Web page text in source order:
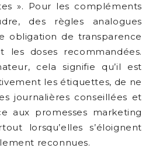
». Pour les compléments
des règles analogues
obligation de transparence
les doses recommandées.
cela signifie qu’il est
les étiquettes, de ne
journalières conseillées et
aux promesses marketing
lorsqu’elles s’éloignent
reconnues.